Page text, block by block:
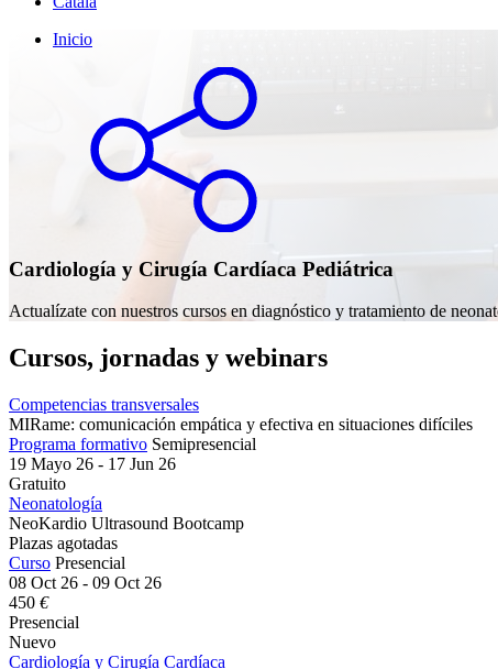
Inicio
Cardiología y Cirugía Cardíaca Pediátrica
Actualízate con nuestros cursos en diagnóstico y tratamiento de
Cursos, jornadas y webinars
Competencias transversales
MIRame: comunicación empática y efectiva en situaciones difíciles
Programa formativo Semipresencial
19 Mayo 26 - 17 Jun 26
Gratuito
Neonatología
NeoKardio Ultrasound Bootcamp
Plazas agotadas
Curso Presencial
08 Oct 26 - 09 Oct 26
450 €
Presencial
Nuevo
Cardiología y Cirugía Cardíaca